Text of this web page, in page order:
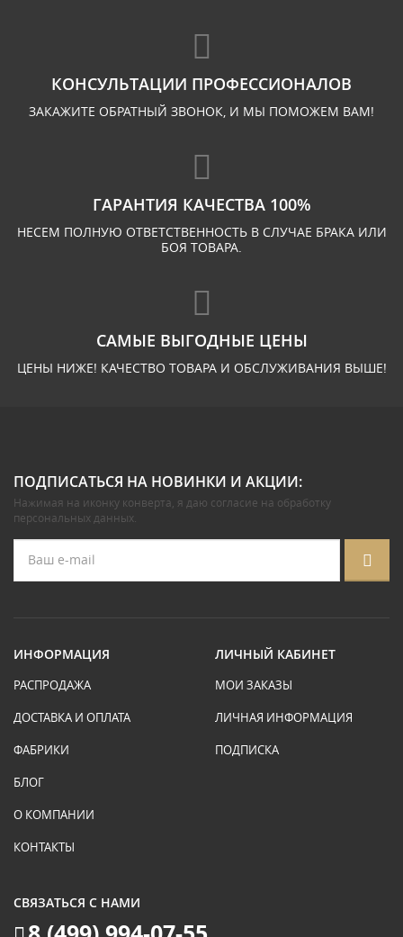
КОНСУЛЬТАЦИИ ПРОФЕССИОНАЛОВ
ЗАКАЖИТЕ ОБРАТНЫЙ ЗВОНОК, И МЫ ПОМОЖЕМ ВАМ!
ГАРАНТИЯ КАЧЕСТВА 100%
НЕСЕМ ПОЛНУЮ ОТВЕТСТВЕННОСТЬ В СЛУЧАЕ БРАКА ИЛИ
БОЯ ТОВАРА.
САМЫЕ ВЫГОДНЫЕ ЦЕНЫ
ЦЕНЫ НИЖЕ! КАЧЕСТВО ТОВАРА И ОБСЛУЖИВАНИЯ ВЫШЕ!
ПОДПИСАТЬСЯ НА НОВИНКИ И АКЦИИ:
Нажимая на иконку конверта, я даю согласие на обработку
персональных данных.
ИНФОРМАЦИЯ
РАСПРОДАЖА
ДОСТАВКА И ОПЛАТА
ФАБРИКИ
БЛОГ
О КОМПАНИИ
КОНТАКТЫ
ЛИЧНЫЙ КАБИНЕТ
МОИ ЗАКАЗЫ
ЛИЧНАЯ ИНФОРМАЦИЯ
ПОДПИСКА
СВЯЗАТЬСЯ С НАМИ